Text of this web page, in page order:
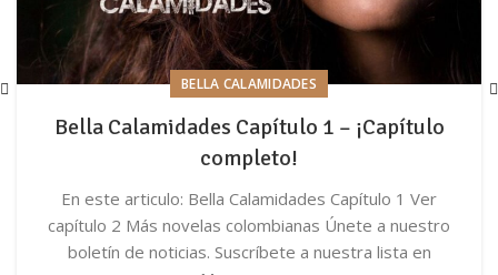
BELLA CALAMIDADES
Bella Calamidades Capítulo 1 – ¡Capítulo
completo!
En este articulo: Bella Calamidades Capítulo 1 Ver
capítulo 2 Más novelas colombianas Únete a nuestro
boletín de noticias. Suscríbete a nuestra lista en